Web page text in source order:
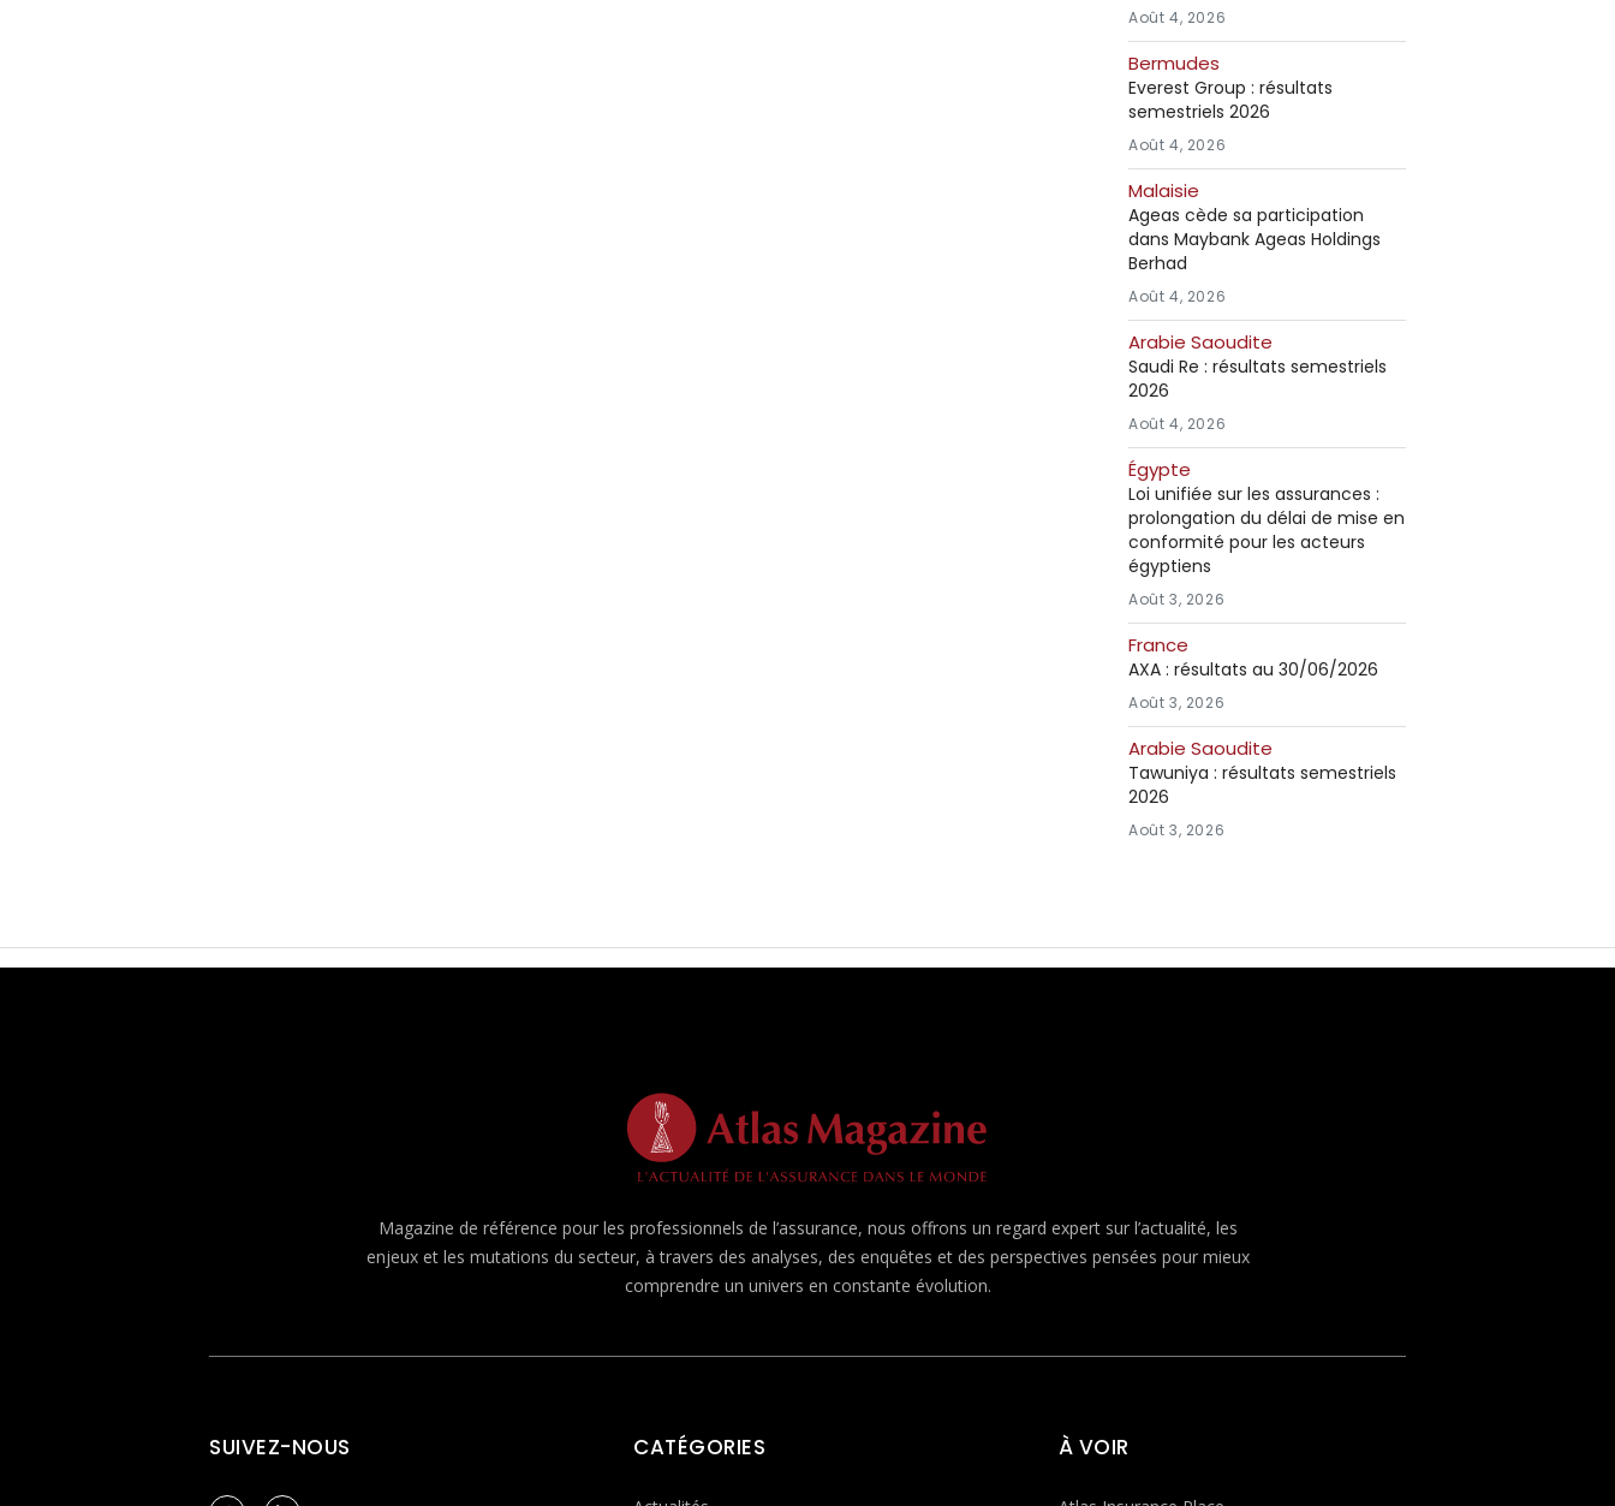
Août 4, 2026
Bermudes
Everest Group : résultats
semestriels 2026
Août 4, 2026
Malaisie
Ageas cède sa participation
dans Maybank Ageas Holdings
Berhad
Août 4, 2026
Arabie Saoudite
Saudi Re : résultats semestriels
2026
Août 4, 2026
Égypte
Loi unifiée sur les assurances :
prolongation du délai de mise en
conformité pour les acteurs
égyptiens
Août 3, 2026
France
AXA : résultats au 30/06/2026
Août 3, 2026
Arabie Saoudite
Tawuniya : résultats semestriels
2026
Août 3, 2026
Magazine de référence pour les professionnels de l’assurance, nous offrons un regard expert sur l’actualité, les
enjeux et les mutations du secteur, à travers des analyses, des enquêtes et des perspectives pensées pour mieux
comprendre un univers en constante évolution.
SUIVEZ-NOUS CATÉGORIES À VOIR